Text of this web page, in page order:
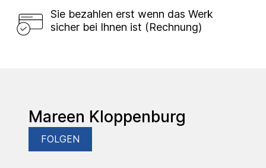
Sie bezahlen erst wenn das Werk
sicher bei Ihnen ist (Rechnung)
Mareen Kloppenburg
FOLGEN